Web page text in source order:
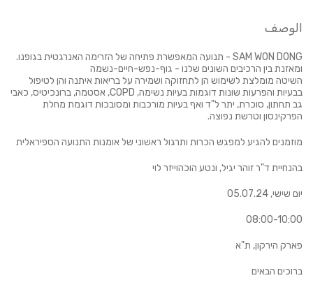
الوصف
SAM WON DONG - תנועה המאפשרת פתיחה של הזרימה האנרגטית בגופנו.
ומאזנת בין הרכיבים השונים שלנו - גוף-נפש-חיים-נשמה
השיטה מומלצת לשימוש הן לתחזוקה ושמירה על בריאות איתנה והן לטיפול
בבעיות והפרעות שונות דוגמות בעיות נשימה, COPD, אסטמה, ברונכיטיס, כאבי
גב תחתון, סוכרת, יתר ל"ד ואף בעיות מורכבות ומסובכות דוגמת מחלת
הפרקינסון וטרשת נפוצה.
מוזמנים להגיע למפגש הכרות ותרגול ראשוני של אומנות התנועה הספיראלית
בהנחיית ד"ר זוהר יגיל, ונטע הוכהוייזר לוי
יום שישי, 05.07.24
08:00-10:00
פארק הירקון, ת"א
ברוכים הבאים